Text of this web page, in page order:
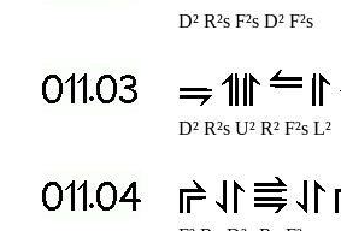
D² R²s F²s D² F²s
D² R²s U² R² F²s L²